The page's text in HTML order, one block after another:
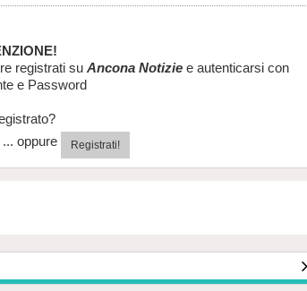
registrati su Ancona Notiziee autenticarsi con
e Password
... oppure Registrati!